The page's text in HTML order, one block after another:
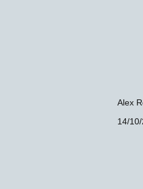
Alex
14/